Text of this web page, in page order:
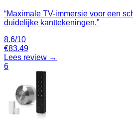
“Maximale TV-immersie voor een
duidelijke kanttekeningen.”
8.6/10
€83.49
Lees review →
6